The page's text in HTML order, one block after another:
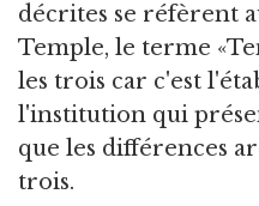
décrites se réfèrent
Temple, le terme
les trois car c'est
l'institution qui
que les différences
trois.